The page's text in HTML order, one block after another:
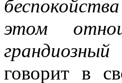
этом
говорит в